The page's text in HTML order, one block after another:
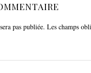
pas publiée. Les champs